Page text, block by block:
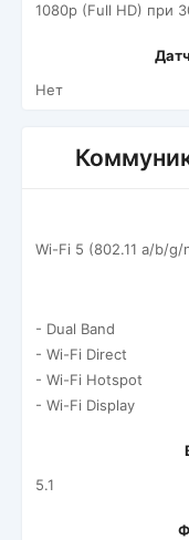
1080p (Full HD) при
Нет
Wi-Fi 5 (802.11 a/b/g/
- Dual Band
- Wi-Fi Direct
- Wi-Fi Hotspot
- Wi-Fi Display
5.1